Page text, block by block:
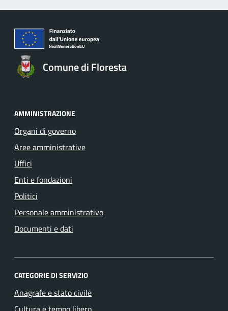
Comune di Floresta
AMMINISTRAZIONE
Organi di governo
Aree amministrative
Uffici
Enti e fondazioni
Politici
Personale amministrativo
Documenti e dati
CATEGORIE DI SERVIZIO
Anagrafe e stato civile